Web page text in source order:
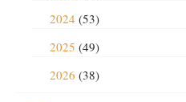
2024 (53)
2025 (49)
2026 (38)